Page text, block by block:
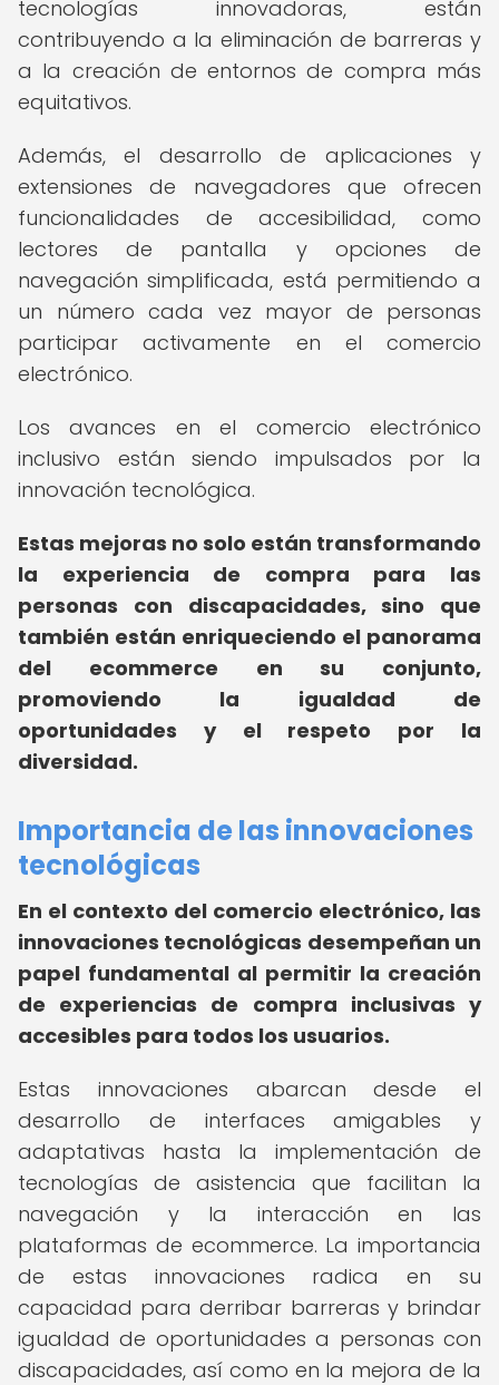
tecnologías innovadoras, están
contribuyendo a la eliminación de barreras y
a la creación de entornos de compra más
equitativos.
Además, el desarrollo de aplicaciones y
extensiones de navegadores que ofrecen
funcionalidades de accesibilidad, como
lectores de pantalla y opciones de
navegación simplificada, está permitiendo a
un número cada vez mayor de personas
participar activamente en el comercio
electrónico.
Los avances en el comercio electrónico
inclusivo están siendo impulsados por la
innovación tecnológica.
Estas mejoras no solo están transformando
la experiencia de compra para las
personas con discapacidades, sino que
también están enriqueciendo el panorama
del ecommerce en su conjunto,
promoviendo la igualdad de
oportunidades y el respeto por la
diversidad.
Importancia de las innovaciones
tecnológicas
En el contexto del comercio electrónico, las
innovaciones tecnológicas desempeñan un
papel fundamental al permitir la creación
de experiencias de compra inclusivas y
accesibles para todos los usuarios.
Estas innovaciones abarcan desde el
desarrollo de interfaces amigables y
adaptativas hasta la implementación de
tecnologías de asistencia que facilitan la
navegación y la interacción en las
plataformas de ecommerce. La importancia
de estas innovaciones radica en su
capacidad para derribar barreras y brindar
igualdad de oportunidades a personas con
discapacidades, así como en la mejora de la